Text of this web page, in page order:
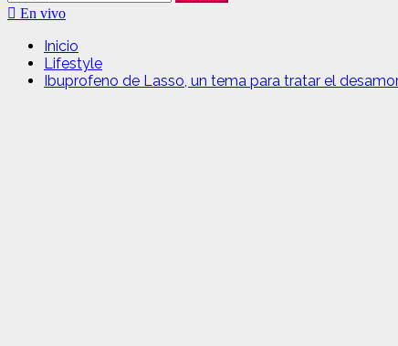
En vivo
Inicio
Lifestyle
Ibuprofeno de Lasso, un tema para tratar el